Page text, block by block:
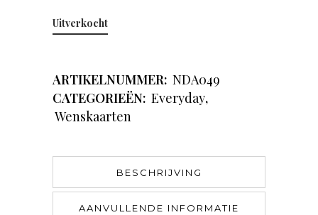
Uitverkocht
ARTIKELNUMMER: NDA049
CATEGORIEËN: Everyday,
Wenskaarten
BESCHRIJVING
AANVULLENDE INFORMATIE